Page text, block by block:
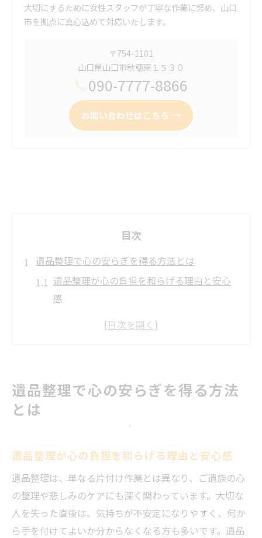
大切にするために女性スタッフが丁寧な作業に努め、山口
市を拠点に真心込めて対応いたします。
〒754-1101
山口県山口市秋穂東１５３０
090-7777-8866
お問い合わせはこちら
目次
遺品整理で心の安らぎを得る方法とは
遺品整理が心の負担を和らげる理由と安心
感
丁寧な遺品整理で大切な思い出を守る工夫
安心できる遺品整理のサポート体制とは
信頼できる遺品整理を選ぶ際の注意点
遺品整理で後悔しないために確認すべき点
遺品整理士資格の有無が安心につながる理
由
口コミや実績から遺品整理業者を見極める
方法
遺品整理で心の安らぎを得る方法
とは
遺品整理が心の負担を和らげる理由と安心感
遺品整理は、単なる片付け作業とは異なり、ご遺族の心
の整理や悲しみのケアにも深く関わっています。大切な
人を失った直後は、気持ちが不安定になりやすく、何か
ら手を付けてよいか分からなくなる方も多いです。遺品